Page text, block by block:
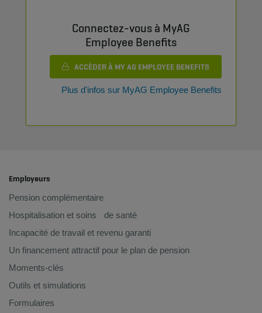
Connectez-vous à MyAG
Employee Benefits
ACCÈDER À MY AG EMPLOYEE BENEFITS
Plus d'infos sur MyAG Employee Benefits
Employeurs
Pension complémentaire
Hospitalisation et soins de santé
Incapacité de travail et revenu garanti
Un financement attractif pour le plan de pension
Moments-clés
Outils et simulations
Formulaires